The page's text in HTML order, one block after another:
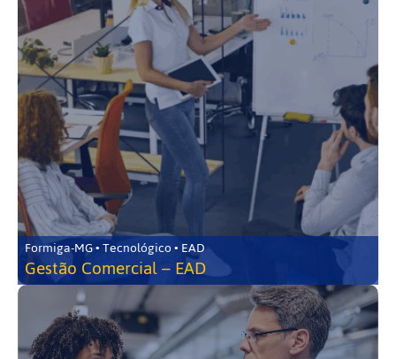
Formiga-MG • Tecnológico • EAD
Gestão Comercial – EAD